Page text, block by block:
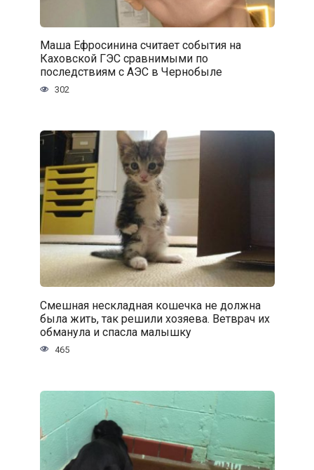
Маша Ефросинина считает события на
Каховской ГЭС сравнимыми по
последствиям с АЭС в Чернобыле
302
Смешная нескладная кошечка не должна
была жить, так решили хозяева. Ветврач их
обманула и спасла малышку
465